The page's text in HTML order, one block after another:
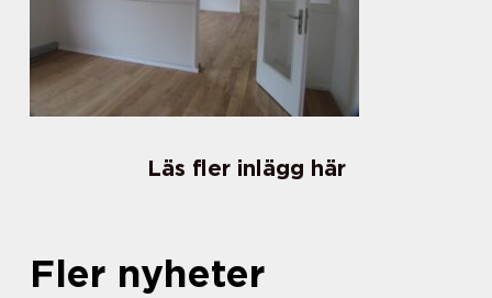
Läs fler inlägg här
Fler nyheter